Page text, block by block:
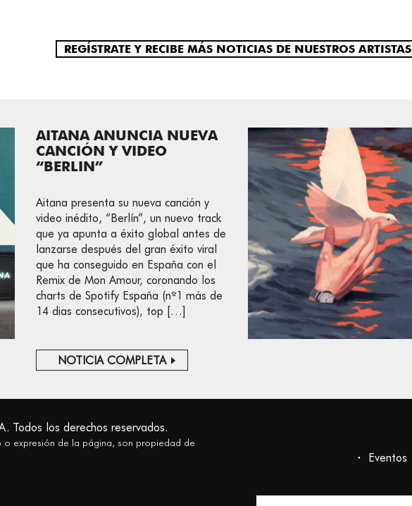
REGÍSTRATE Y RECIBE MÁS NOTICIAS DE NUESTROS ARTISTAS
AITANA ANUNCIA NUEVA
CANCIÓN Y VIDEO
“BERLIN”
Aitana presenta su nueva canción y
video inédito, “Berlín”, un nuevo track
que ya apunta a éxito global antes de
lanzarse después del gran éxito viral
que ha conseguido en España con el
Remix de Mon Amour, coronando los
charts de Spotify España (nº1 más de
14 dias consecutivos), top […]
NOTICIA COMPLETA
Todos los derechos reservados.
o expresión de la página, son propiedad de
Eventos